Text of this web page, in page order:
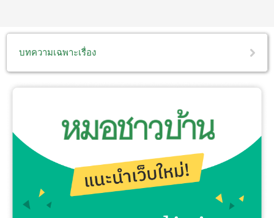
บทความเฉพาะเรื่อง